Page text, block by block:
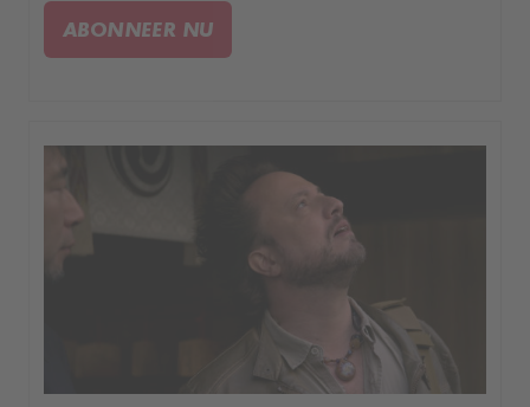
kunnen bewijzen?.
ABONNEER NU